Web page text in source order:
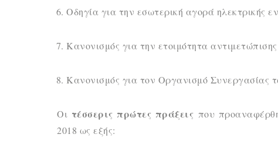
Οδηγία για την εσωτερική αγορά ηλεκτρικής
Κανονισμός για την ετοιμότητα
Κανονισμός για τον Οργανισμό Συνεργασίας
Οι τέσσερις πρώτες πράξεις που
2018 ως εξής: